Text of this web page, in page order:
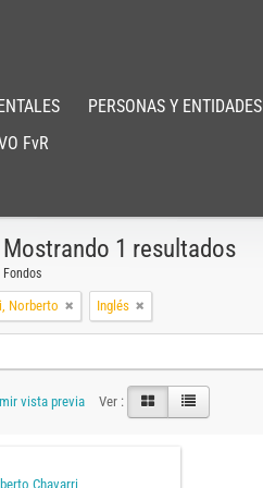
PERSONAS Y ENTIDADES
FvR
Mostrando 1 resultados
Fondos
Norberto Inglés
vista previa Ver :
Chavarri